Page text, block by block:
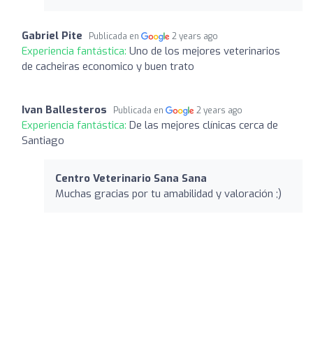
Gabriel Pite Publicada en 2 years ago
Experiencia fantástica: Uno de los mejores veterinarios
de cacheiras economico y buen trato
Ivan Ballesteros Publicada en 2 years ago
Experiencia fantástica: De las mejores clínicas cerca de
Santiago
Centro Veterinario Sana Sana
Muchas gracias por tu amabilidad y valoración ;)